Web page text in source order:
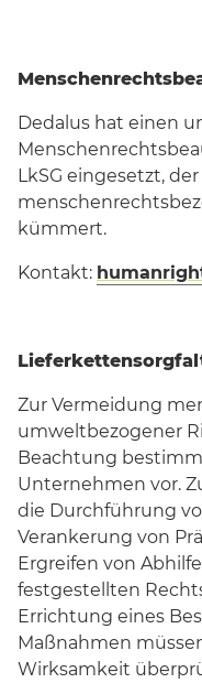
Dedalus hat einen
LkSG eingesetzt,
kümmert.
Kontakt:
Zur Vermeidung
umweltbezogener
Beachtung
Unternehmen vor.
die Durchführung
Verankerung von
Ergreifen von
festgestellten
Errichtung eines
Maßnahmen
Wirksamkeit